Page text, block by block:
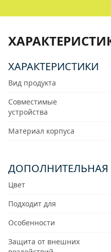
ХАРАКТЕРИСТИКИ
Вид продукта
Совместимые
устройства
Материал корпуса
Цвет
Подходит для
Особенности
Защита от внешних